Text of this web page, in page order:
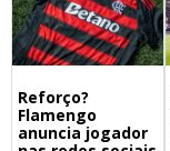
Reforço?
Flamengo
anuncia jogador